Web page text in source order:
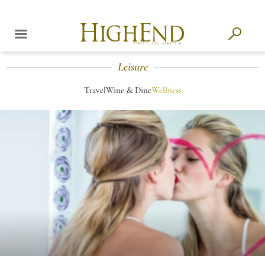
Leisure
TravelWine & DineWellness